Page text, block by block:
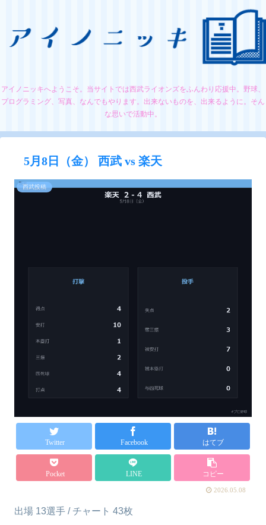
アイノニッキへようこそ。当サイトでは西武ライオンズをふんわり応援中。野球、
プログラミング、写真、なんでもやります。出来ないものを、出来るように。そん
な思いで活動中。
5月8日（金） 西武 vs 楽天
西武投稿
Twitter Facebook はてブ
Pocket LINE コピー
2026.05.08
出場 13選手 / チャート 43枚